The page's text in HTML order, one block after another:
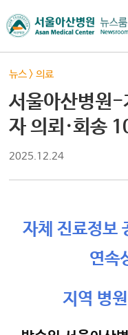
뉴스 >의료
서울아산병원-
자 의뢰·회송
2025.12.24
자체 진료정보
연속
지역 병